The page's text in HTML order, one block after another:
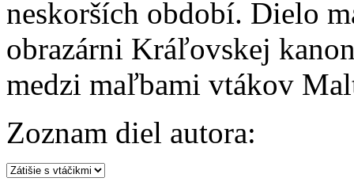
neskorších období. Dielo
obrazárni Kráľovskej
medzi maľbami vtákov
Zoznam diel autora: